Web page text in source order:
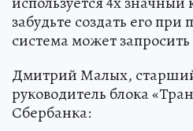
забудьте создать его
система может
Дмитрий Малых,
руководитель блока
Сбербанка: